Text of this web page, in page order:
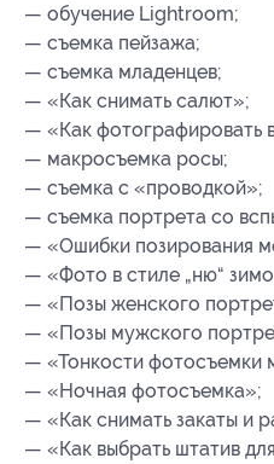
— обучение Lightroom;
— съемка пейзажа;
— съемка младенцев;
— «Как снимать салют»;
— «Как фотографировать
— макросъемка росы;
— съемка с «проводкой»;
— съемка портрета со
— «Ошибки позирования
— «Фото в стиле „ню“
— «Позы женского
— «Позы мужского
— «Тонкости фотосъемки
— «Ночная фотосъемка»;
— «Как снимать закаты и
— «Как выбрать штатив